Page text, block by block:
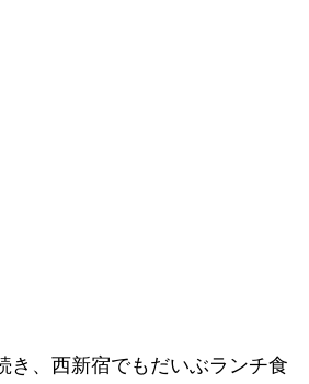
き、西新宿でもだいぶランチ食